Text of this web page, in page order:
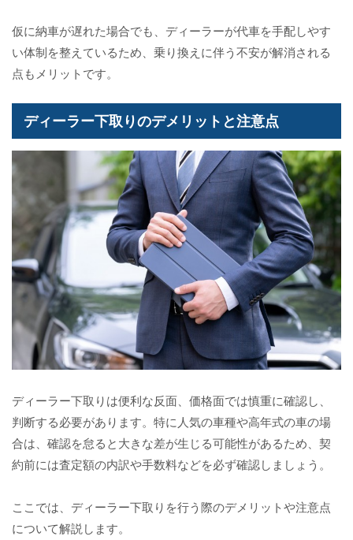
仮に納車が遅れた場合でも、ディーラーが代車を手配しやす
い体制を整えているため、乗り換えに伴う不安が解消される
点もメリットです。
ディーラー下取りのデメリットと注意点
ディーラー下取りは便利な反面、価格面では慎重に確認し、
判断する必要があります。特に人気の車種や高年式の車の場
合は、確認を怠ると大きな差が生じる可能性があるため、契
約前には査定額の内訳や手数料などを必ず確認しましょう。
ここでは、ディーラー下取りを行う際のデメリットや注意点
について解説します。